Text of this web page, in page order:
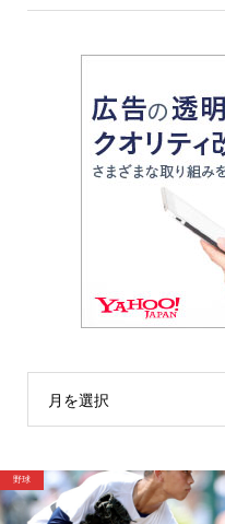
月を選択
野球